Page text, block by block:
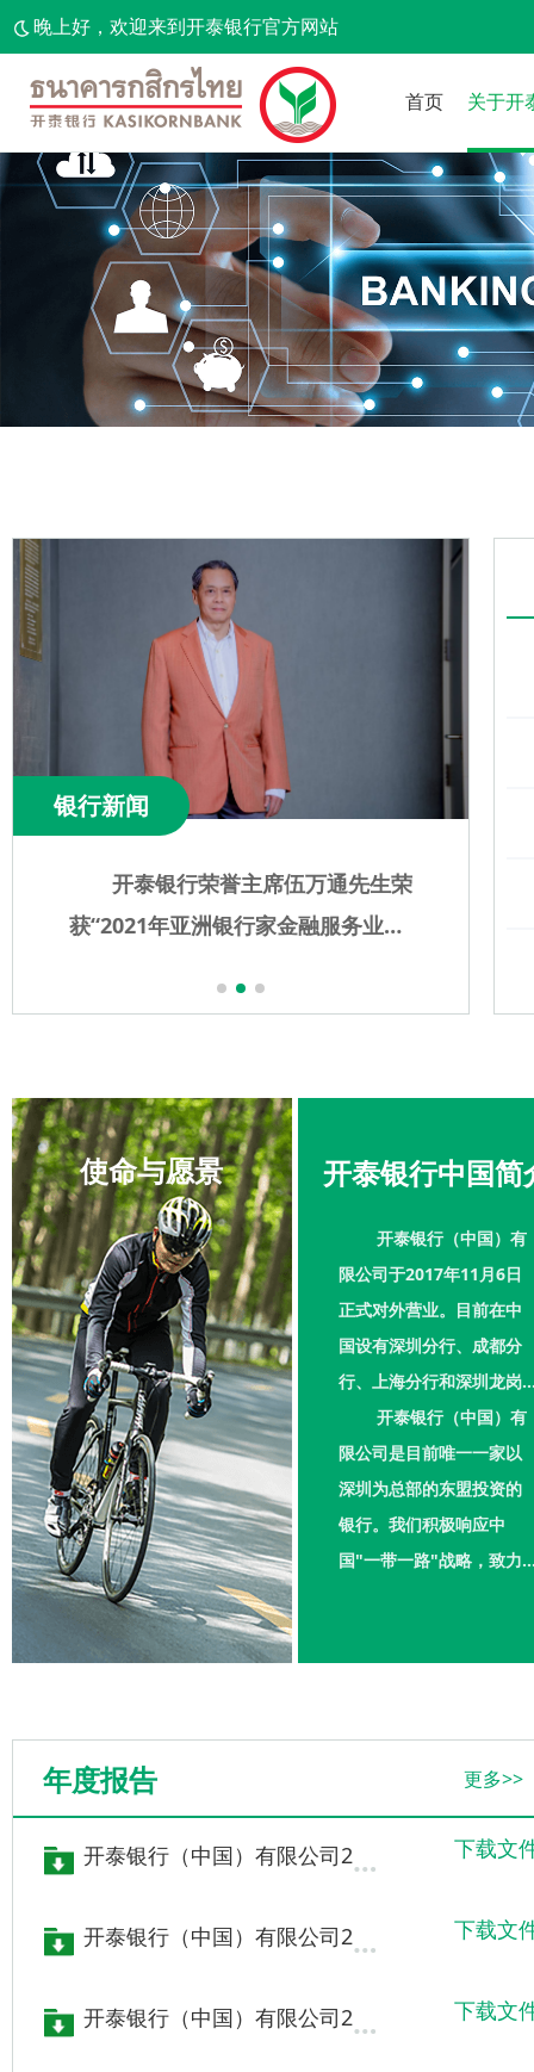
晚上好，欢迎来到开泰银行官方网站
首页 关于开
开泰银行荣誉主席伍万通先生荣
获“2021年亚洲银行家金融服务业领
银行新闻
使命与愿景 开泰银行中国简
开泰银行（中国）有
限公司于2017年11月​6日
正式对外营业。目前在中
国设有深圳分行、成都分
行、上海分行和深圳龙岗
支行。
开泰银行（中国）有
限公司是目前唯一一家以
深圳为总部的东盟投资的
银行。我们积极响应中
国"一带一路"战略，致力
造连接中国与东盟的数字
业的区域扩张。
年度报告 更多>>
开泰银行（中国）有限公司2020年年报 下载文
开泰银行（中国）有限公司2019年年报 下载文
开泰银行（中国）有限公司2018年年报 下载文